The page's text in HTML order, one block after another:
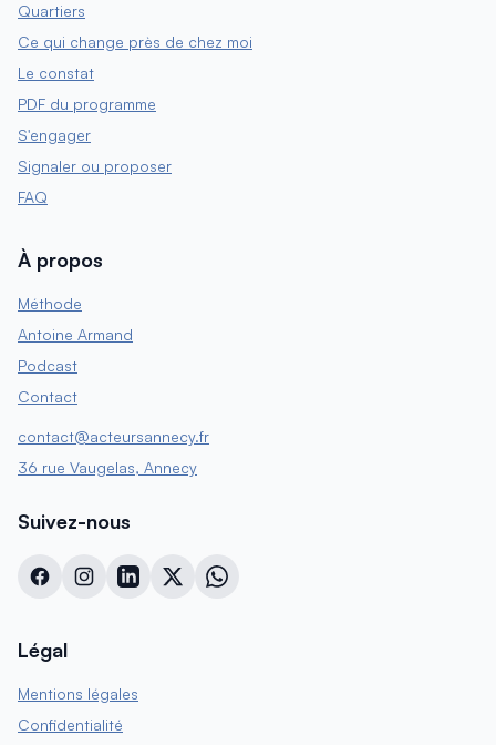
Quartiers
Ce qui change près de chez moi
Le constat
PDF du programme
S'engager
Signaler ou proposer
FAQ
À propos
Méthode
Antoine Armand
Podcast
Contact
contact@acteursannecy.fr
36 rue Vaugelas, Annecy
Suivez-nous
Légal
Mentions légales
Confidentialité